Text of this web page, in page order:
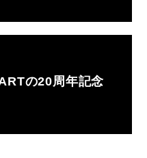
の20周年記念